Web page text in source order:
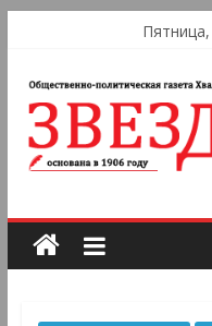
Пятница,